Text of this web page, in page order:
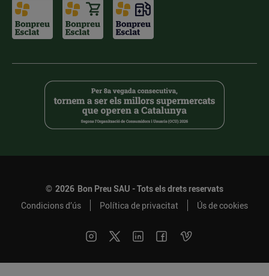
© 2026 Bon Preu SAU - Tots els drets reservats
Condicions d’ús
Política de privacitat Ús de cookies